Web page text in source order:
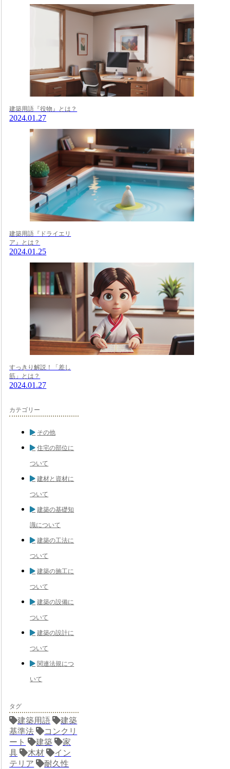
建築用語『役物』とは？
2024.01.27
建築用語『ドライエリ
ア』とは？
2024.01.25
すっきり解説！「差し
筋」とは？
2024.01.27
カテゴリー
その他
住宅の部位に
ついて
建材と資材に
ついて
建築の基礎知
識について
建築の工法に
ついて
建築の施工に
ついて
建築の設備に
ついて
建築の設計に
ついて
関連法規につ
いて
タグ
建築用語
建築
基準法
コンクリ
ート
建築
家
具
木材
イン
テリア
耐久性